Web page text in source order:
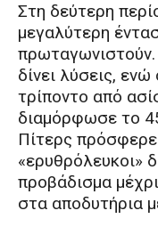
Στη δεύτερη
μεγαλύτερη
δίνει λύσεις,
τρίποντο από
διαμόρφωσε το
Πίτερς πρόσφερε
«ερυθρόλευκοι»
προβάδισμα
στα αποδυτήρια